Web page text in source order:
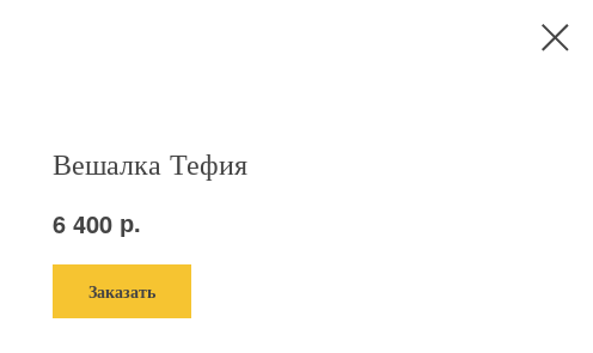
Вешалка Тефия
6 400 р.
Заказать